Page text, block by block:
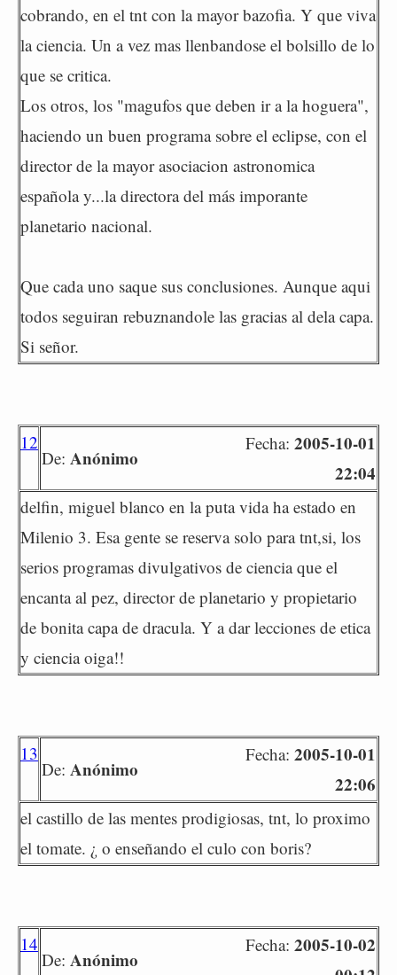
cobrando, en el tnt con la mayor bazofia. Y que viva
la ciencia. Un a vez mas llenbandose el bolsillo de lo
que se critica.
Los otros, los "magufos que deben ir a la hoguera",
haciendo un buen programa sobre el eclipse, con el
director de la mayor asociacion astronomica
española y...la directora del más imporante
planetario nacional.
Que cada uno saque sus conclusiones. Aunque aqui
todos seguiran rebuznandole las gracias al dela capa.
Si señor.
12
De: Anónimo
Fecha: 2005-10-01
22:04
delfin, miguel blanco en la puta vida ha estado en
Milenio 3. Esa gente se reserva solo para tnt,si, los
serios programas divulgativos de ciencia que el
encanta al pez, director de planetario y propietario
de bonita capa de dracula. Y a dar lecciones de etica
y ciencia oiga!!
13
De: Anónimo
Fecha: 2005-10-01
22:06
el castillo de las mentes prodigiosas, tnt, lo proximo
el tomate. ¿ o enseñando el culo con boris?
14
De: Anónimo
Fecha: 2005-10-02